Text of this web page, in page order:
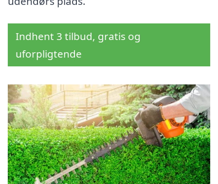
Indhent 3 tilbud, gratis og
uforpligtende